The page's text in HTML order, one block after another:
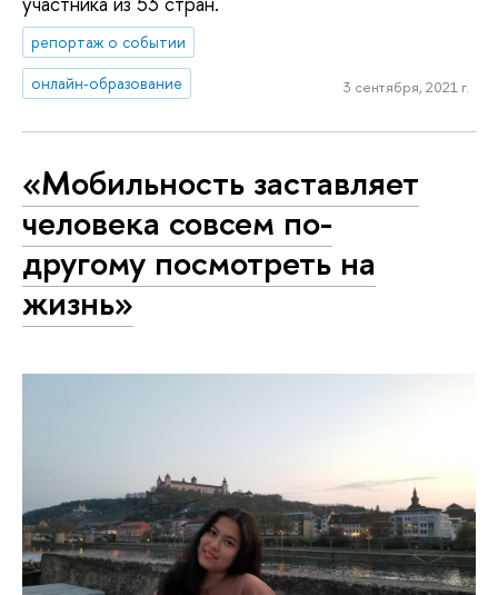
репортаж о событии
онлайн-образование
3 сентября, 2021 г.
«Мобильность заставляет
человека совсем по-
другому посмотреть на
жизнь»